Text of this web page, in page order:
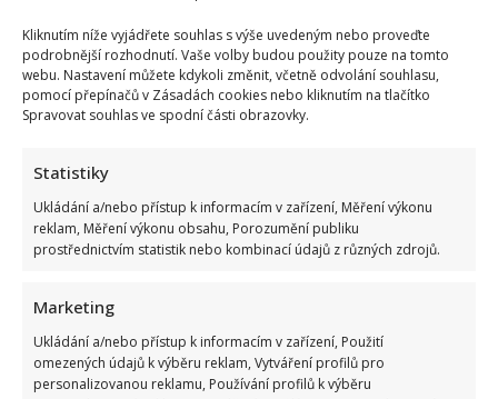
Kliknutím níže vyjádřete souhlas s výše uvedeným nebo proveďte
podrobnější rozhodnutí. Vaše volby budou použity pouze na tomto
webu. Nastavení můžete kdykoli změnit, včetně odvolání souhlasu,
pomocí přepínačů v Zásadách cookies nebo kliknutím na tlačítko
Spravovat souhlas ve spodní části obrazovky.
Statistiky
Ukládání a/nebo přístup k informacím v zařízení, Měření výkonu
reklam, Měření výkonu obsahu, Porozumění publiku
prostřednictvím statistik nebo kombinací údajů z různých zdrojů.
Marketing
Ukládání a/nebo přístup k informacím v zařízení, Použití
omezených údajů k výběru reklam, Vytváření profilů pro
personalizovanou reklamu, Používání profilů k výběru